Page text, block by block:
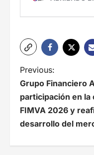
N
a
v
e
g
Previous:
Grupo Financiero
participación en
FIMVA 2026 y
desarrollo del